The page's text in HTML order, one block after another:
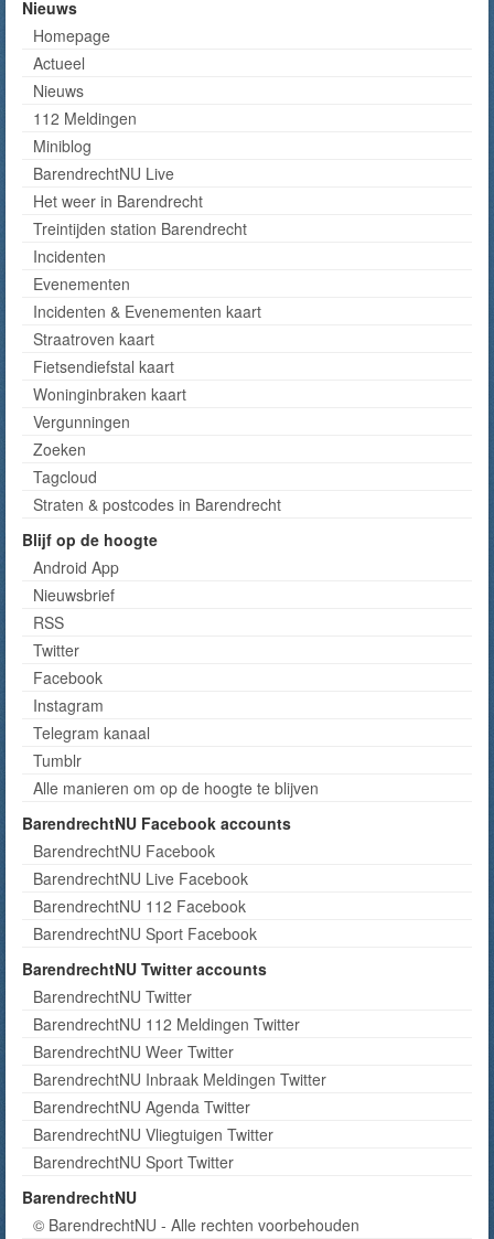
Nieuws
Homepage
Actueel
Nieuws
112 Meldingen
Miniblog
BarendrechtNU Live
Het weer in Barendrecht
Treintijden station Barendrecht
Incidenten
Evenementen
Incidenten & Evenementen kaart
Straatroven kaart
Fietsendiefstal kaart
Woninginbraken kaart
Vergunningen
Zoeken
Tagcloud
Straten & postcodes in Barendrecht
Blijf op de hoogte
Android App
Nieuwsbrief
RSS
Twitter
Facebook
Instagram
Telegram kanaal
Tumblr
Alle manieren om op de hoogte te blijven
BarendrechtNU Facebook accounts
BarendrechtNU Facebook
BarendrechtNU Live Facebook
BarendrechtNU 112 Facebook
BarendrechtNU Sport Facebook
BarendrechtNU Twitter accounts
BarendrechtNU Twitter
BarendrechtNU 112 Meldingen Twitter
BarendrechtNU Weer Twitter
BarendrechtNU Inbraak Meldingen Twitter
BarendrechtNU Agenda Twitter
BarendrechtNU Vliegtuigen Twitter
BarendrechtNU Sport Twitter
BarendrechtNU
© BarendrechtNU - Alle rechten voorbehouden